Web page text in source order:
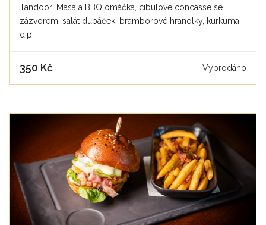
Tandoori Masala BBQ omáčka, cibulové concasse se
zázvorem, salát dubáček, bramborové hranolky, kurkuma
dip
350 Kč Vyprodáno